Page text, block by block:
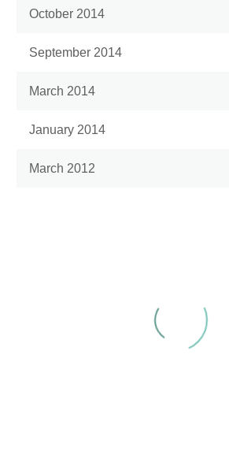
October 2014
September 2014
March 2014
January 2014
March 2012